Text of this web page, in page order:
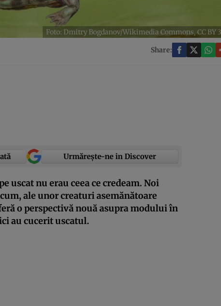
Foto: Dmitry Bogdanov/Wikimedia Commons, CC BY
Share:
Urmărește-ne in Discover
uscat nu erau ceea ce credeam. Noi
ale unor creaturi asemănătoare
o perspectivă nouă asupra modului în
au cucerit uscatul.